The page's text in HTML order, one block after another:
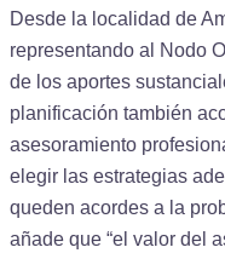
Desde la localidad de
representando al Nodo
de los aportes
planificación también
asesoramiento
elegir las estrategias
queden acordes a la
añade que “el valor del